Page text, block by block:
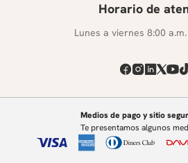
Horario de
Lunes a viernes 8:00
Medios de pago y sitio
Te presentamos algunos